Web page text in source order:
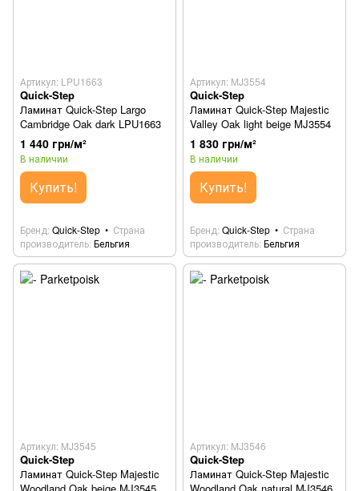
Артикул: LPU1663
Quick-Step
Ламинат Quick-Step Largo
Cambridge Oak dark LPU1663
1 440 грн/м²
В наличии
Купить!
Бренд Quick-Step
Страна
производитель Бельгия
Артикул: MJ3554
Quick-Step
Ламинат Quick-Step Majestic
Valley Oak light beige MJ3554
1 830 грн/м²
В наличии
Купить!
Бренд Quick-Step
Страна
производитель Бельгия
Артикул: MJ3545
Quick-Step
Ламинат Quick-Step Majestic
Артикул: MJ3546
Quick-Step
Ламинат Quick-Step Majestic